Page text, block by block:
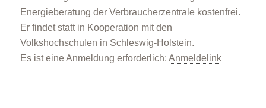
Energieberatung der Verbraucherzentrale kostenfrei.
Er findet statt in Kooperation mit den
Volkshochschulen in Schleswig-Holstein.
Es ist eine Anmeldung erforderlich: Anmeldelink